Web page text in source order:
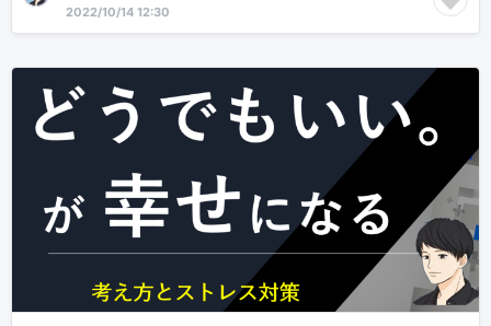
2022/10/14 12:30